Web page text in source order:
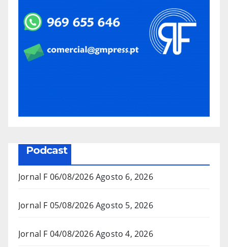
Podcast
Jornal F 06/08/2026Agosto 6, 2026
Jornal F 05/08/2026Agosto 5, 2026
Jornal F 04/08/2026Agosto 4, 2026